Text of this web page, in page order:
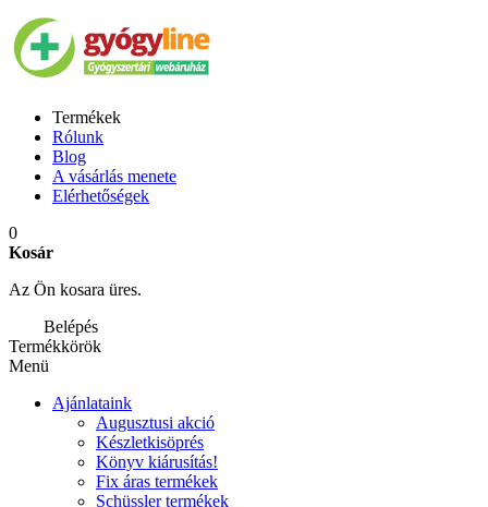
Termékek
Rólunk
Blog
A vásárlás menete
Elérhetőségek
0
Kosár
Az Ön kosara üres.
Belépés
Termékkörök
Menü
Ajánlataink
Augusztusi akció
Készletkisöprés
Könyv kiárusítás!
Fix áras termékek
Schüssler termékek